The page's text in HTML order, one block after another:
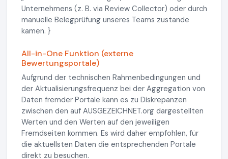
Unternehmens (z. B. via Review Collector) oder durch
manuelle Belegprüfung unseres Teams zustande
kamen. }
All-in-One Funktion (externe
Bewertungsportale)
Aufgrund der technischen Rahmenbedingungen und
der Aktualisierungsfrequenz bei der Aggregation von
Daten fremder Portale kann es zu Diskrepanzen
zwischen den auf AUSGEZEICHNET.org dargestellten
Werten und den Werten auf den jeweiligen
Fremdseiten kommen. Es wird daher empfohlen, für
die aktuellsten Daten die entsprechenden Portale
direkt zu besuchen.